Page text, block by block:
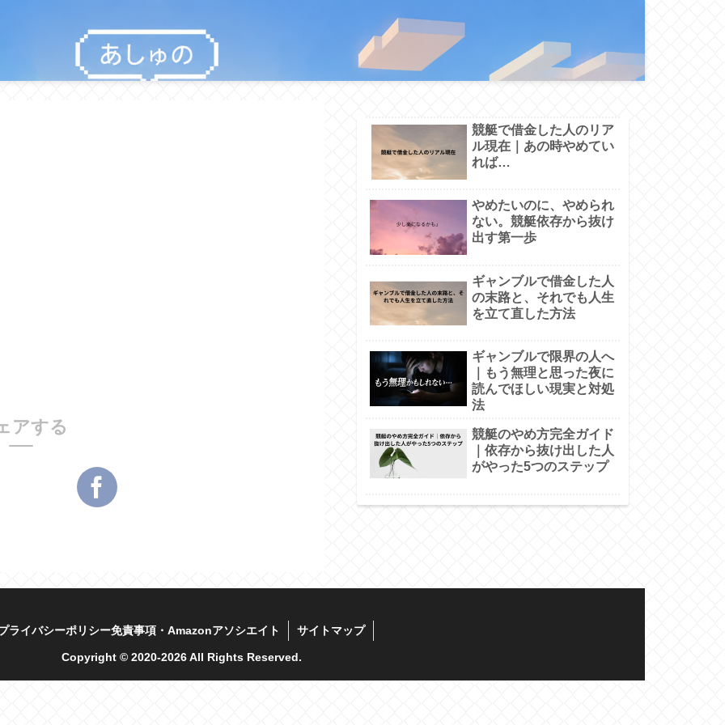
アする
競艇で借金した人のリア
ル現在｜あの時やめてい
れば…
やめたいのに、やめられ
ない。競艇依存から抜け
出す第一歩
ギャンブルで借金した人
の末路と、それでも人生
を立て直した方法
ギャンブルで限界の人へ
｜もう無理と思った夜に
読んでほしい現実と対処
法
競艇のやめ方完全ガイド
｜依存から抜け出した人
がやった5つのステップ
ライバシーポリシー免責事項・Amazonアソシエイト サイトマップ
Copyright © 2020-2026 All Rights Reserved.